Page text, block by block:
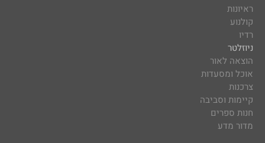
ראיונות
קולנוע
רדיו
ניוזלטר
הוצאה לאור
אוכל ומסעדות
צרכנות
קיימות וסביבה
חנות ספרים
מדור מדע